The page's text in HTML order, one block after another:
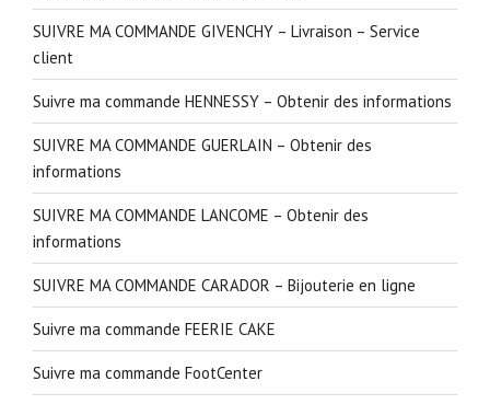
SUIVRE MA COMMANDE GIVENCHY – Livraison – Service
client
Suivre ma commande HENNESSY – Obtenir des informations
SUIVRE MA COMMANDE GUERLAIN – Obtenir des
informations
SUIVRE MA COMMANDE LANCOME – Obtenir des
informations
SUIVRE MA COMMANDE CARADOR – Bijouterie en ligne
Suivre ma commande FEERIE CAKE
Suivre ma commande FootCenter